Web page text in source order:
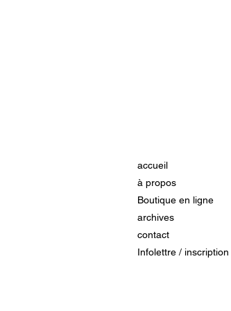
accueil
à propos
Boutique en ligne
archives
contact
Infolettre / inscription